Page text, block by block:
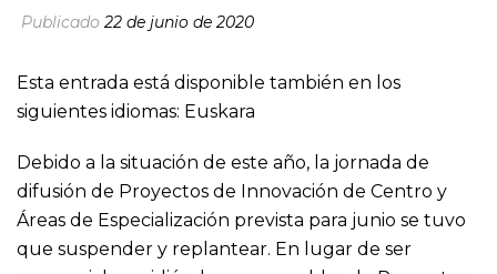
Publicado22 de junio de 2020
Esta entrada está disponible también en los
siguientes idiomas: Euskara
Debido a la situación de este año, la jornada de
difusión de Proyectos de Innovación de Centro y
Áreas de Especialización prevista para junio se tuvo
que suspender y replantear. En lugar de ser